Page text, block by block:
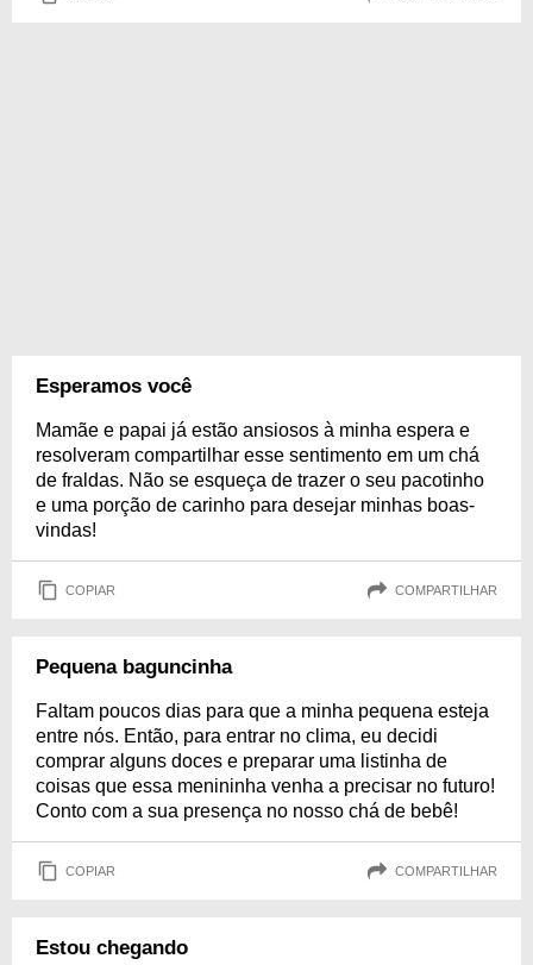
Esperamos você
Mamãe e papai já estão ansiosos à minha espera e
resolveram compartilhar esse sentimento em um chá
de fraldas. Não se esqueça de trazer o seu pacotinho
e uma porção de carinho para desejar minhas boas-
vindas!
COPIAR COMPARTILHAR
Pequena baguncinha
Faltam poucos dias para que a minha pequena esteja
entre nós. Então, para entrar no clima, eu decidi
comprar alguns doces e preparar uma listinha de
coisas que essa menininha venha a precisar no futuro!
Conto com a sua presença no nosso chá de bebê!
COPIAR COMPARTILHAR
Estou chegando